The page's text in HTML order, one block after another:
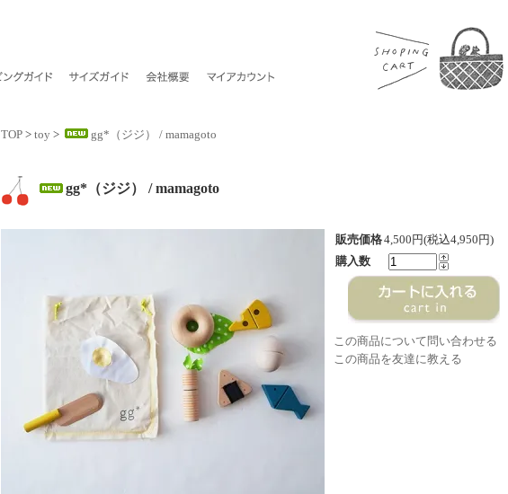
TOP > toy > gg*（ジジ） / mamagoto
gg*（ジジ） / mamagoto
販売価格4,500円(税込4,950円)
購入数
この商品について問い合わせる
この商品を友達に教える